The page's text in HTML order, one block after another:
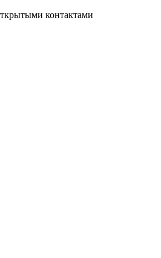
контактами